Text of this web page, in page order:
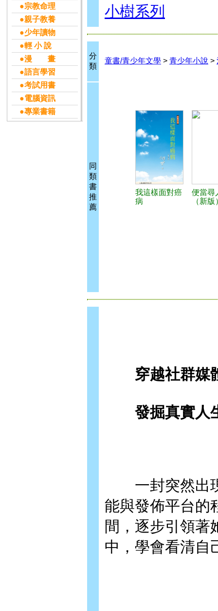
●宗教命理
●親子教養
●少年讀物
●輕 小 說
●漫 畫
●語言學習
●考試用書
●電腦資訊
●專業書籍
小樹系列
分
類
童書/青少年文學 > 青少年小說 >
同
類
書
推
薦
我這樣面對癌
病
便當尋
（新版
穿越社群媒體
發掘真實人生
一封突然出現
能與發佈平台的
間，逐步引領著
中，學會看清